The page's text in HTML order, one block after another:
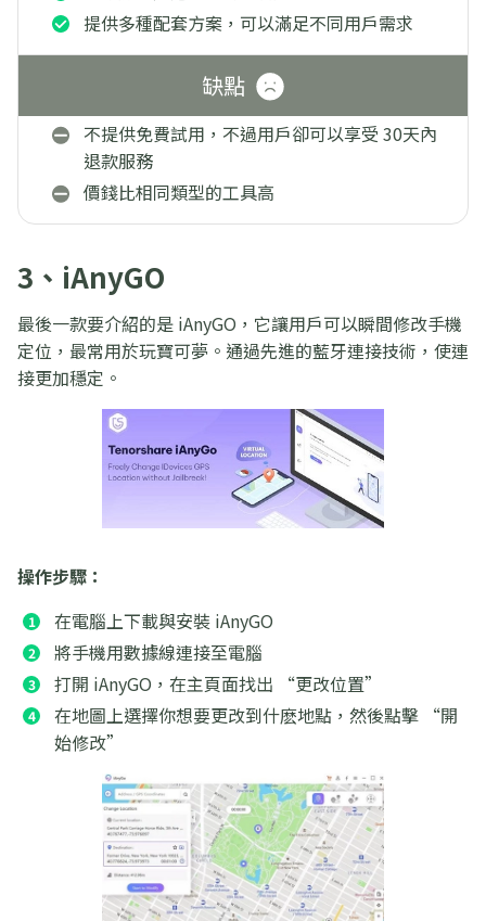
提供多種配套方案，可以滿足不同用戶需求
缺點
不提供免費試用，不過用戶卻可以享受 30天內
退款服務
價錢比相同類型的工具高
3、iAnyGO
最後一款要介紹的是 iAnyGO，它讓用戶可以瞬間修改手機
定位，最常用於玩寶可夢。通過先進的藍牙連接技術，使連
接更加穩定。
操作步驟：
在電腦上下載與安裝 iAnyGO
將手機用數據線連接至電腦
打開 iAnyGO，在主頁面找出 “更改位置”
在地圖上選擇你想要更改到什麽地點，然後點擊 “開
始修改”